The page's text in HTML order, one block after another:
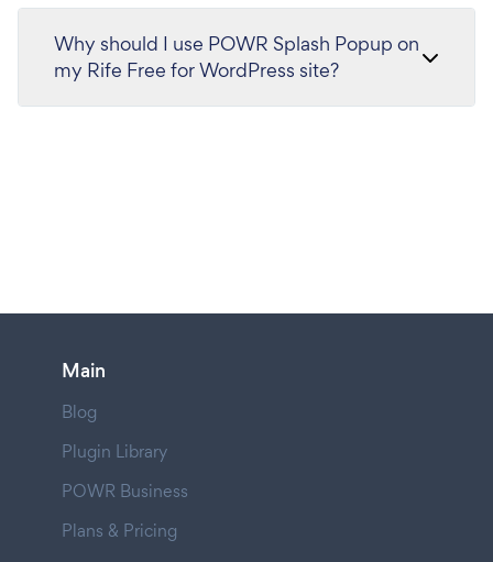
Why should I use POWR Splash Popup on
my Rife Free for WordPress site?
Main
Blog
Plugin Library
POWR Business
Plans & Pricing